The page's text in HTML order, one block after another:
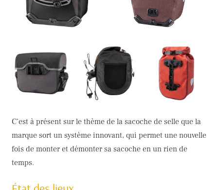
C’est à présent sur le thème de la sacoche de selle que la
marque sort un système innovant, qui permet une nouvelle
fois de monter et démonter sa sacoche en un rien de
temps.